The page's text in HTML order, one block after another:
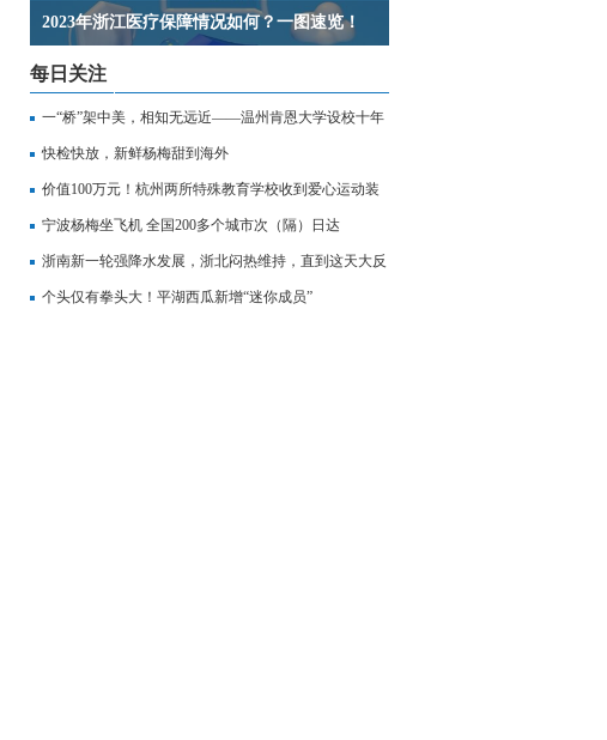
2023年浙江医疗保障情况如何？一图速览！
每日关注
一“桥”架中美，相知无远近——温州肯恩大学设校十年
记
快检快放，新鲜杨梅甜到海外
价值100万元！杭州两所特殊教育学校收到爱心运动装
备
宁波杨梅坐飞机 全国200多个城市次（隔）日达
浙南新一轮强降水发展，浙北闷热维持，直到这天大反
转
个头仅有拳头大！平湖西瓜新增“迷你成员”